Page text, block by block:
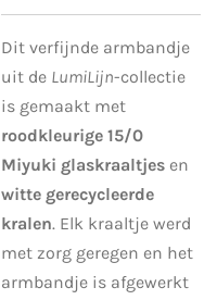
Dit verfijnde armbandje
uit de LumiLijn-collectie
is gemaakt met
roodkleurige 15/0
Miyuki glaskraaltjes en
witte gerecycleerde
kralen. Elk kraaltje werd
met zorg geregen en het
armbandje is afgewerkt